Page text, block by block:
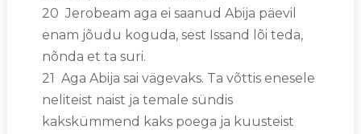
20 Jerobeam aga ei saanud Abija päevil
enam jõudu koguda, sest Issand lõi teda,
nõnda et ta suri.
21 Aga Abija sai vägevaks. Ta võttis enesele
neliteist naist ja temale sündis
kakskümmend kaks poega ja kuusteist